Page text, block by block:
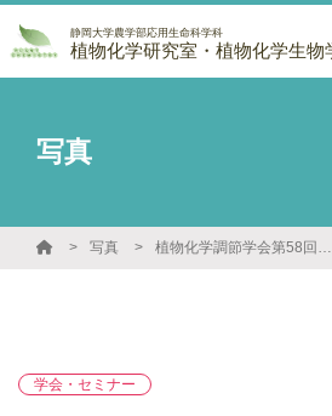
静岡大学農学部応用生命科学科
植物化学研究室・植物化学生物
写真
写真 植物化学調節学会第58回大会 (川崎) に参加しました。
学会・セミナー